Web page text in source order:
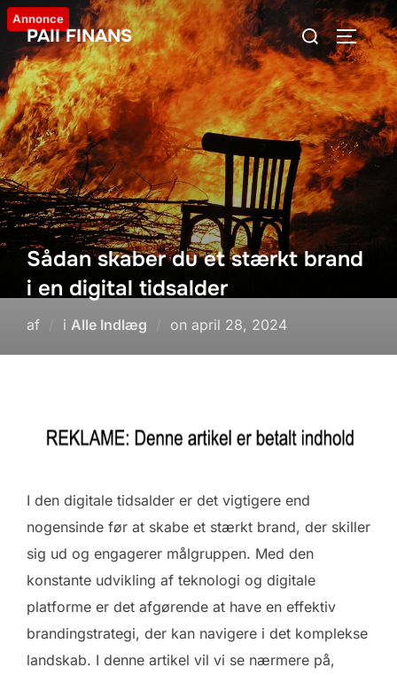
Videre
til
indhold
PAII FINANS
Søg
efter:
SLÅ
Annonce
Sådan skaber du et stærkt brand
i en digital tidsalder
af i Alle Indlæg on Udgivet
april 28, 2024
I den digitale tidsalder er det vigtigere end
nogensinde før at skabe et stærkt brand, der skiller
sig ud og engagerer målgruppen. Med den
konstante udvikling af teknologi og digitale
platforme er det afgørende at have en effektiv
brandingstrategi, der kan navigere i det komplekse
landskab. I denne artikel vil vi se nærmere på,